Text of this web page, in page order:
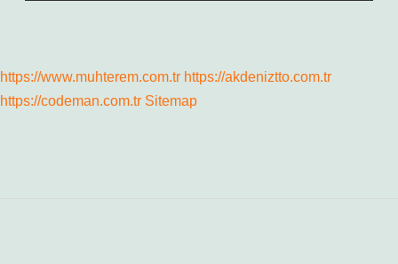
https://www.muhterem.com.tr https://akdeniztto.com.tr
https://codeman.com.tr Sitemap